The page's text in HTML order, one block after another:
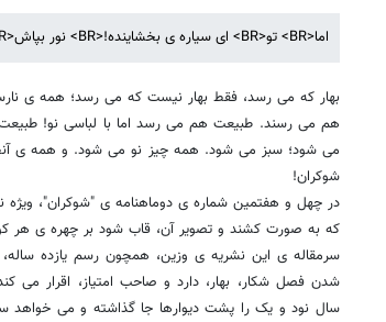
اما<BR> تو<BR> ای سیاره ی بخشاینده!<BR> نور بپاش<BR> به<BR> پنجره ها!<BR> به پنجره ها نور بپاش!
بهار که می رسد، فقط بهار نیست که می رسد؛ همه ی
هم می رسند. طبیعت هم می رسد اما با لباسی نو!
می شود؛ سبز می شود. همه چیز نو می شود. و همه ی
شوکران!
در چهل و هفتمین شماره ی دوماهنامه ی "شوکران"، ویژه
که به صورت کشند و تصویر آن، قاب شود بر چهره ی هر کوی
سرمقاله ی این نشریه ی وزین، همچون رسم یازده
شدن فصل شکار، بهار، دارد و صاحب امتیاز، اقرار می
سال نود و یک را پشت دیوارها جا گذاشته و می خواهد